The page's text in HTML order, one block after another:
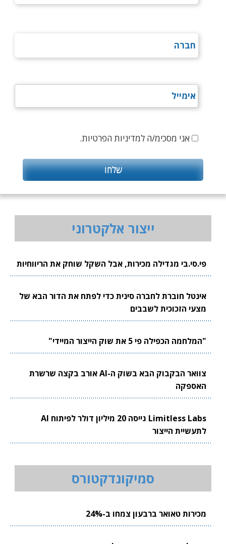
אני מסכימ/ה למדיניות הפרטיות.
ייצור אלקטרוני
פי.סי.בי מגדילה מכירות, אבל השקל שוחק את הריווחיות
אינטל חוברת לחברה סינית כדי לפתח את הדור הבא של
מצעי הזכוכית לשבבים
"המלחמה הכפילה פי 5 את שוק הייצור המיידי"
צוואר הבקבוק הבא בשוק ה-AI אורב בקצה שרשרת
האספקה
Limitless Labs גייסה 20 מיליון דולר לפיתוח AI
לתעשיית הייצור
סמיקונדקטורס
מכירות טאואר ברבעון צמחו ב-24%